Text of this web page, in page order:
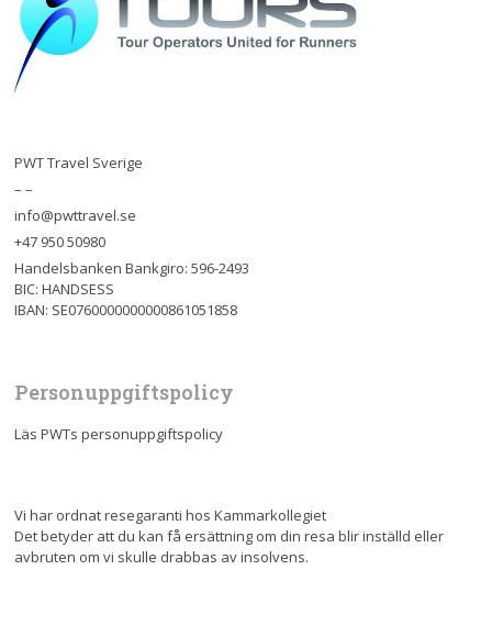
PWT Travel Sverige
– –
info@pwttravel.se
+47 950 50980
Handelsbanken Bankgiro: 596-2493
BIC: HANDSESS
IBAN: SE0760000000000861051858
Personuppgiftspolicy
Läs PWTs personuppgiftspolicy
Vi har ordnat resegaranti hos Kammarkollegiet
Det betyder att du kan få ersättning om din resa blir inställd eller
avbruten om vi skulle drabbas av insolvens.